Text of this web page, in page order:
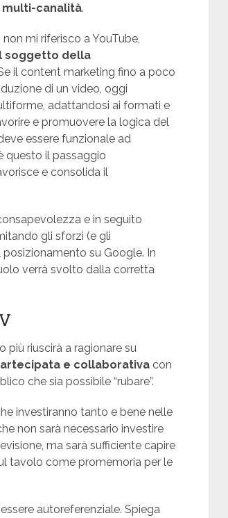
multi-canalità.
mi riferisco a YouTube,
soggetto della
il content marketing fino a poco
di un video, oggi
adattandosi ai formati e
e promuovere la logica del
essere funzionale ad
questo il passaggio
e consolida il
e in seguito
gli sforzi (e gli
su Google. In
verrà svolto dalla corretta
riuscirà a ragionare su
e collaborativa con
che sia possibile “rubare”.
investiranno tanto e bene nelle
non sarà necessario investire
ma sarà sufficiente capire
tavolo come promemoria per le
autoreferenziale. Spiega